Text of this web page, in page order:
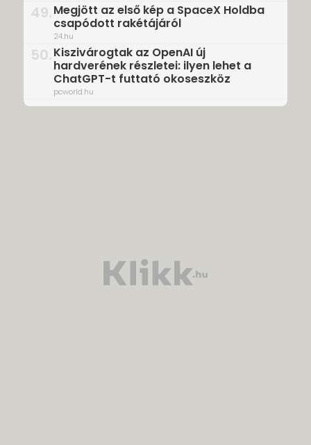
49. Megjött az első kép a SpaceX Holdba
csapódott rakétájáról
24.hu
50. Kiszivárogtak az OpenAI új
hardverének részletei: ilyen lehet a
ChatGPT-t futtató okoseszköz
pcworld.hu